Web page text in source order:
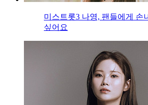
미스트롯3 나영, 팬들에게 손
싶어요